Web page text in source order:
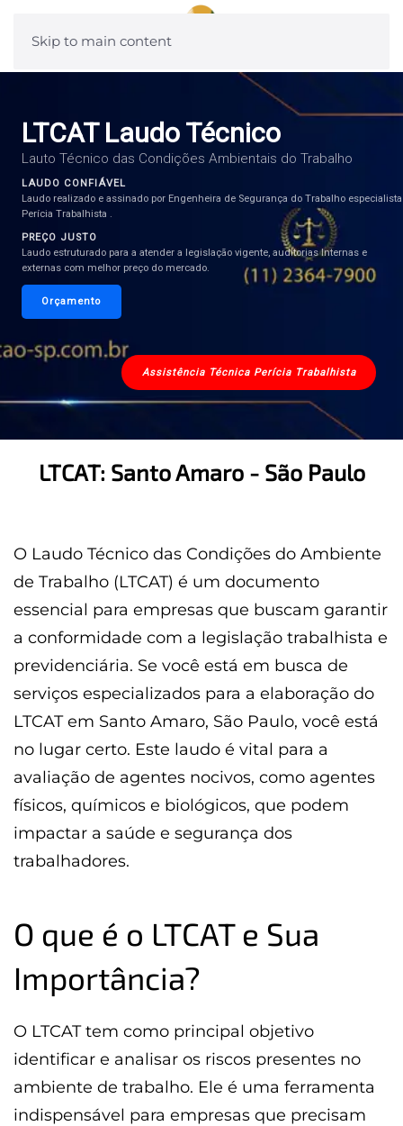
Skip to main content
LTCAT Laudo Técnico
Lauto Técnico das Condições Ambientais do Trabalho
LAUDO CONFIÁVEL
Laudo realizado e assinado por Engenheira de Segurança do Trabalho
Perícia Trabalhista .
PREÇO JUSTO
Laudo estruturado para a atender a legislação vigente, auditorias Internas e
externas com melhor preço do mercado.
Orçamento
Assistência Técnica Perícia Trabalhista
LTCAT: Santo Amaro - São Paulo
O Laudo Técnico das Condições do Ambiente
de Trabalho (LTCAT) é um documento
essencial para empresas que buscam garantir
a conformidade com a legislação trabalhista e
previdenciária. Se você está em busca de
serviços especializados para a elaboração do
LTCAT em Santo Amaro, São Paulo, você está
no lugar certo. Este laudo é vital para a
avaliação de agentes nocivos, como agentes
físicos, químicos e biológicos, que podem
impactar a saúde e segurança dos
trabalhadores.
O que é o LTCAT e Sua
Importância?
O LTCAT tem como principal objetivo
identificar e analisar os riscos presentes no
ambiente de trabalho. Ele é uma ferramenta
indispensável para empresas que precisam